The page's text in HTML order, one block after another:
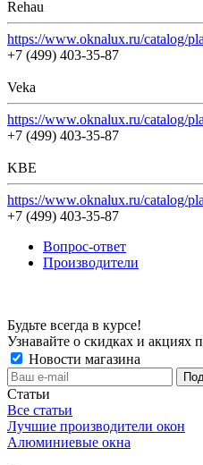
Rehau
https://www.oknalux.ru/catalog/
+7 (499) 403-35-87
Veka
https://www.oknalux.ru/catalog/
+7 (499) 403-35-87
KBE
https://www.oknalux.ru/catalog/
+7 (499) 403-35-87
Вопрос-ответ
Производители
Будьте всегда в курсе!
Узнавайте о скидках и акциях
Новости магазина
Статьи
Все статьи
Лучшие производители окон
Алюминиевые окна